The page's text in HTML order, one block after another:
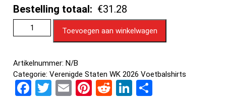
Bestelling totaal: €31.28
Toevoegen aan winkelwagen
Artikelnummer:N/B
Categorie:Verenigde Staten WK 2026 Voetbalshirts
F
T
E
Pi R
Li